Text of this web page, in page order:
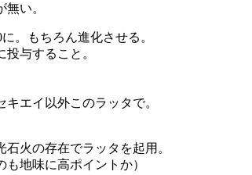
い。
。もちろん進化させる。
与すること。
エイ以外このラッタで。
火の存在でラッタを起用。
地味に高ポイントか）